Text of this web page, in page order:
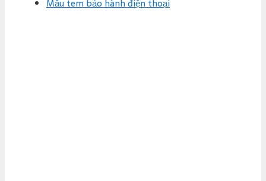
Mẫu tem bảo hành điện thoại